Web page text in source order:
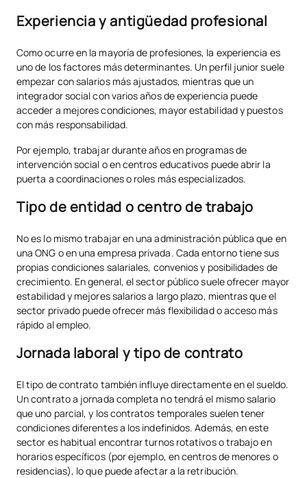
Experiencia y antigüedad profesional
Como ocurre en la mayoría de profesiones, la experiencia es
uno de los factores más determinantes. Un perfil junior suele
empezar con salarios más ajustados, mientras que un
integrador social con varios años de experiencia puede
acceder a mejores condiciones, mayor estabilidad y puestos
con más responsabilidad.
Por ejemplo, trabajar durante años en programas de
intervención social o en centros educativos puede abrir la
puerta a coordinaciones o roles más especializados.
Tipo de entidad o centro de trabajo
No es lo mismo trabajar en una administración pública que en
una ONG o en una empresa privada. Cada entorno tiene sus
propias condiciones salariales, convenios y posibilidades de
crecimiento. En general, el sector público suele ofrecer mayor
estabilidad y mejores salarios a largo plazo, mientras que el
sector privado puede ofrecer más flexibilidad o acceso más
rápido al empleo.
Jornada laboral y tipo de contrato
El tipo de contrato también influye directamente en el sueldo.
Un contrato a jornada completa no tendrá el mismo salario
que uno parcial, y los contratos temporales suelen tener
condiciones diferentes a los indefinidos. Además, en este
sector es habitual encontrar turnos rotativos o trabajo en
horarios específicos (por ejemplo, en centros de menores o
residencias), lo que puede afectar a la retribución.